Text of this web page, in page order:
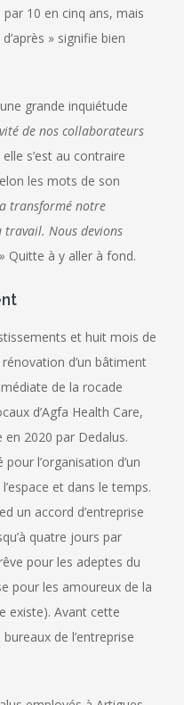
10 en cinq ans, mais
» signifie bien
grande inquiétude
de nos collaborateurs
s’est au contraire
les mots de son
transformé notre
Nous devions
Quitte à y aller à fond.
et huit mois de
d’un bâtiment
de la rocade
d’Agfa Health Care,
2020 par Dedalus.
l’organisation d’un
et dans le temps.
un accord d’entreprise
quatre jours par
pour les adeptes du
pour les amoureux de la
existe). Avant cette
de l’entreprise